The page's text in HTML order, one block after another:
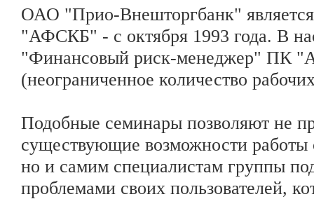
ОАО "Прио-Внешторгбанк"
"АФСКБ" - с октября 1993 года. В
"Финансовый риск-менеджер" ПК
(неограниченное количество
Подобные семинары позволяют не
существующие возможности
но и самим специалистам группы
проблемами своих пользователей,